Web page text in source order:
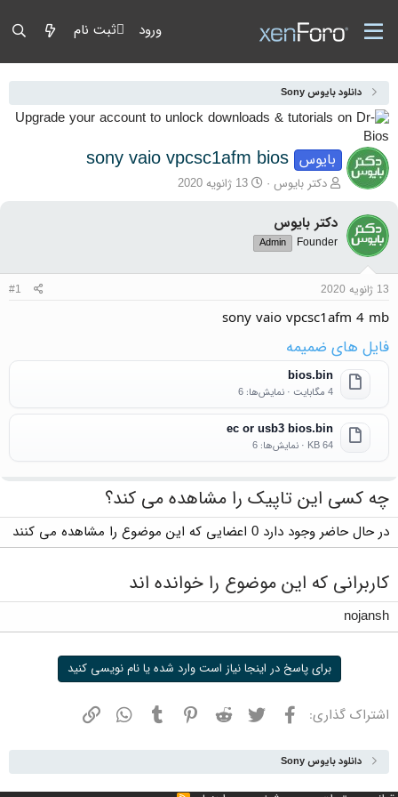
ورود ثبت نام
دانلود بایوس Sony
بایوس sony vaio vpcsc1afm bios
آغازگر گفتمان
دکتر بایوس تاریخ شروع
13 ژانویه 2020
دکتر بایوس
Founder
Admin
13 ژانویه 2020 #1
sony vaio vpcsc1afm 4 mb
فایل های ضمیمه
bios.bin
4 مگابایت · نمایش‌ها: 6
ec or usb3 bios.bin
64 KB · نمایش‌ها: 6
چه کسی این تاپیک را مشاهده می کند؟
در حال حاضر وجود دارد 0 اعضایی که این موضوع را مشاهده می کنند
کاربرانی که این موضوع را خوانده اند
nojansh
برای پاسخ در اینجا نیاز است وارد شده یا نام نویسی کنید
اشتراک گذاری: فیسبوک توییتر ردیت پینترستتامبلر واتسپ
دانلود بایوس Sony